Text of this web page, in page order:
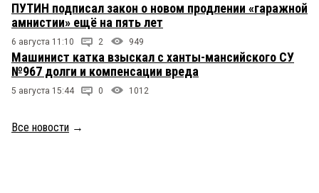
ПУТИН подписал закон о новом продлении «гаражной
амнистии» ещё на пять лет
6 августа 11:10 2 949
Машинист катка взыскал с ханты-мансийского СУ
№967 долги и компенсации вреда
5 августа 15:44 0 1012
Все новости →